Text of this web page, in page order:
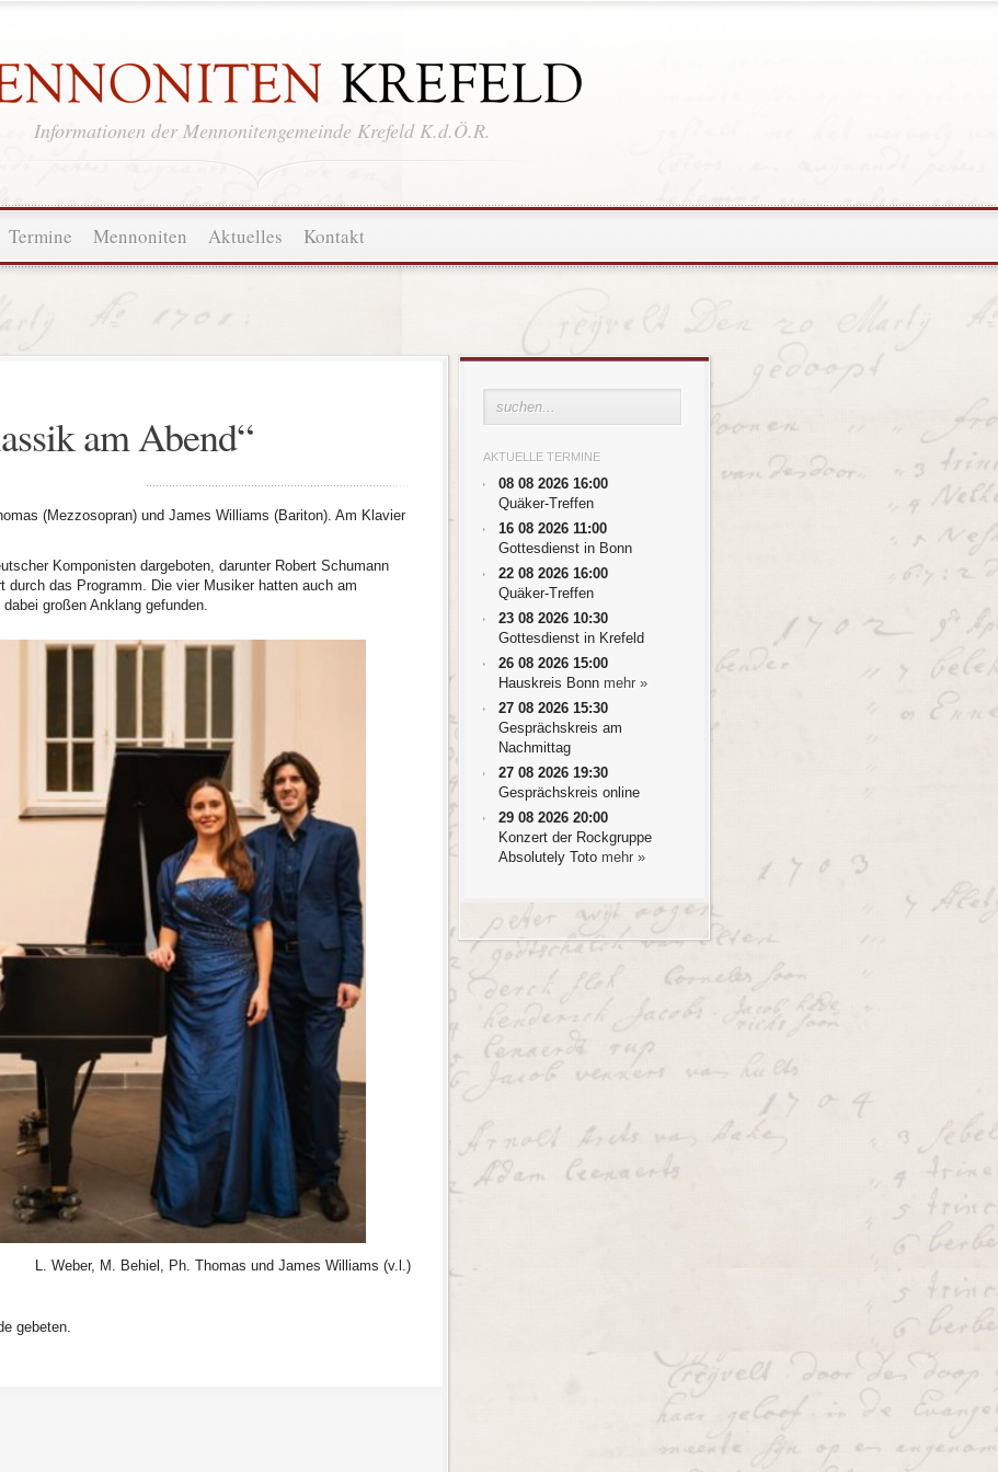
Informationen der Mennonitengemeinde Krefeld K.d.Ö.R.
Termine Mennoniten Aktuelles Kontakt
am Abend“
(Mezzosopran) und James Williams (Bariton). Am Klavier
Komponisten dargeboten, darunter Robert Schumann
durch das Programm. Die vier Musiker hatten auch am
großen Anklang gefunden.
L. Weber, M. Behiel, Ph. Thomas und James Williams (v.l.)
gebeten.
AKTUELLE TERMINE
08 08 2026 16:00
Quäker-Treffen
16 08 2026 11:00
Gottesdienst in Bonn
22 08 2026 16:00
Quäker-Treffen
23 08 2026 10:30
Gottesdienst in Krefeld
26 08 2026 15:00
Hauskreis Bonn mehr »
27 08 2026 15:30
Gesprächskreis am
Nachmittag
27 08 2026 19:30
Gesprächskreis online
29 08 2026 20:00
Konzert der Rockgruppe
Absolutely Toto mehr »